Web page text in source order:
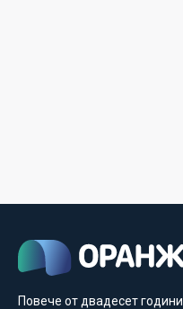
Повече от двадесет години